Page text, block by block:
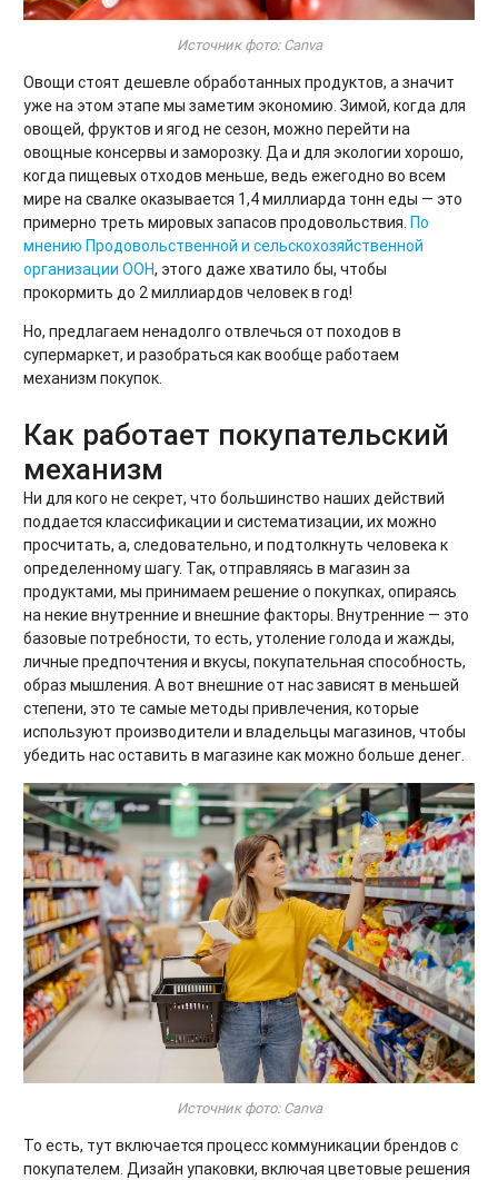
Источник фото: Canva
Овощи стоят дешевле обработанных продуктов, а значит
уже на этом этапе мы заметим экономию. Зимой, когда для
овощей, фруктов и ягод не сезон, можно перейти на
овощные консервы и заморозку. Да и для экологии хорошо,
когда пищевых отходов меньше, ведь ежегодно во всем
мире на свалке оказывается 1,4 миллиарда тонн еды — это
примерно треть мировых запасов продовольствия. По
мнению Продовольственной и сельскохозяйственной
организации ООН, этого даже хватило бы, чтобы
прокормить до 2 миллиардов человек в год!
Но, предлагаем ненадолго отвлечься от походов в
супермаркет, и разобраться как вообще работаем
механизм покупок.
Как работает покупательский
механизм
Ни для кого не секрет, что большинство наших действий
поддается классификации и систематизации, их можно
просчитать, а, следовательно, и подтолкнуть человека к
определенному шагу. Так, отправляясь в магазин за
продуктами, мы принимаем решение о покупках, опираясь
на некие внутренние и внешние факторы. Внутренние — это
базовые потребности, то есть, утоление голода и жажды,
личные предпочтения и вкусы, покупательная способность,
образ мышления. А вот внешние от нас зависят в меньшей
степени, это те самые методы привлечения, которые
используют производители и владельцы магазинов, чтобы
убедить нас оставить в магазине как можно больше денег.
Источник фото: Canva
То есть, тут включается процесс коммуникации брендов с
покупателем. Дизайн упаковки, включая цветовые решения